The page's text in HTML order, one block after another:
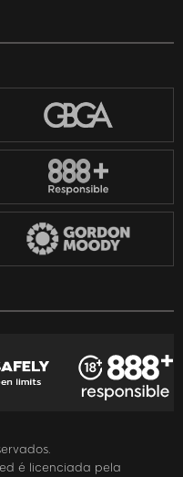
é licenciada pela